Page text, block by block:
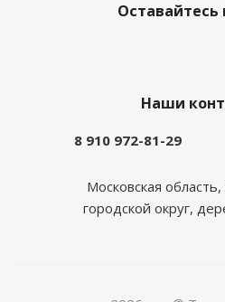
Оставайтесь
Наши
8 910 972-81-29
Московская
городской округ,